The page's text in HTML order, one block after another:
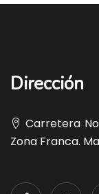
Dirección
Carretera
Zona Franca.